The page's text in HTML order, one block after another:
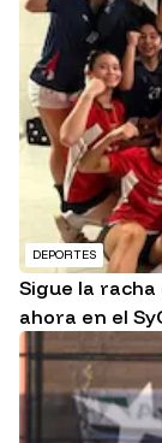
DEPORTES
Sigue la
ahora en el